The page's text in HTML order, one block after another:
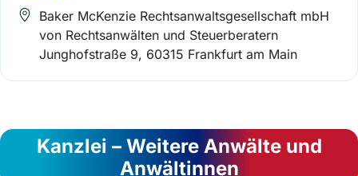
Baker McKenzie Rechtsanwaltsgesellschaft mbH
von Rechtsanwälten und Steuerberatern
Junghofstraße 9, 60315 Frankfurt am Main
Kanzlei – Weitere Anwälte und
Anwältinnen